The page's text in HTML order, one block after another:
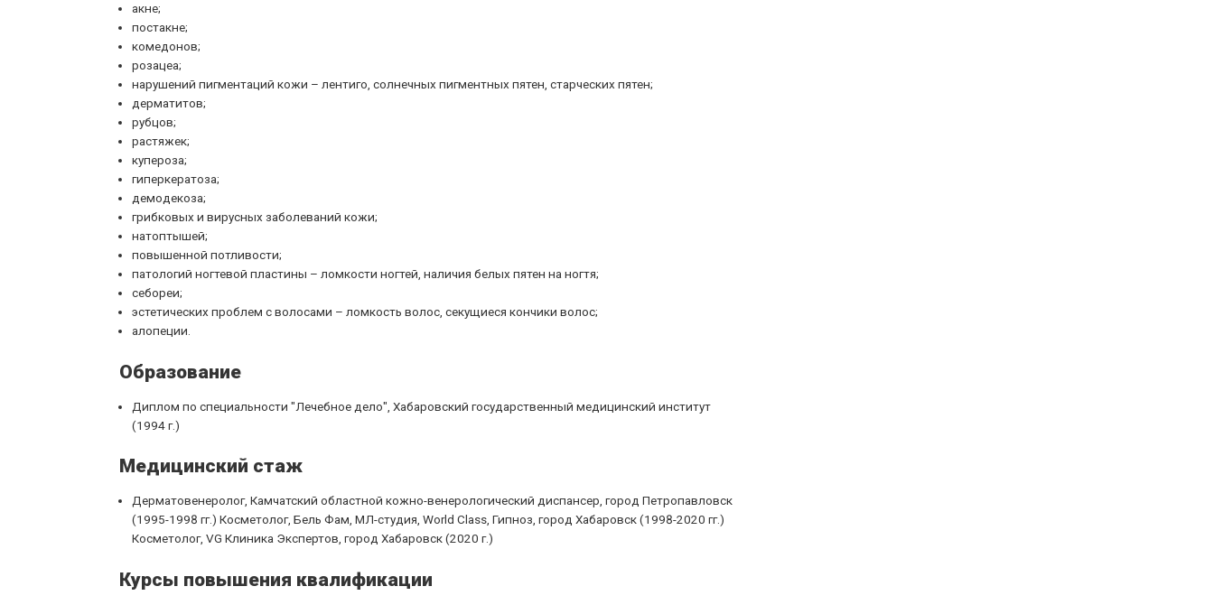
акне;
постакне;
комедонов;
розацеа;
нарушений пигментаций кожи – лентиго, солнечных пигментных пятен, старческих пятен;
дерматитов;
рубцов;
растяжек;
купероза;
гиперкератоза;
демодекоза;
грибковых и вирусных заболеваний кожи;
натоптышей;
повышенной потливости;
патологий ногтевой пластины – ломкости ногтей, наличия белых пятен на ногтя;
себореи;
эстетических проблем с волосами – ломкость волос, секущиеся кончики волос;
алопеции.
Образование
Диплом по специальности "Лечебное дело", Хабаровский государственный медицинский институт
(1994 г.)
Медицинский стаж
Дерматовенеролог, Камчатский областной кожно-венерологический диспансер, город Петропавловск
(1995-1998 гг.) Косметолог, Бель Фам, МЛ-студия, World Class, Гипноз, город Хабаровск (1998-2020 гг.)
Косметолог, VG Клиника Экспертов, город Хабаровск (2020 г.)
Курсы повышения квалификации